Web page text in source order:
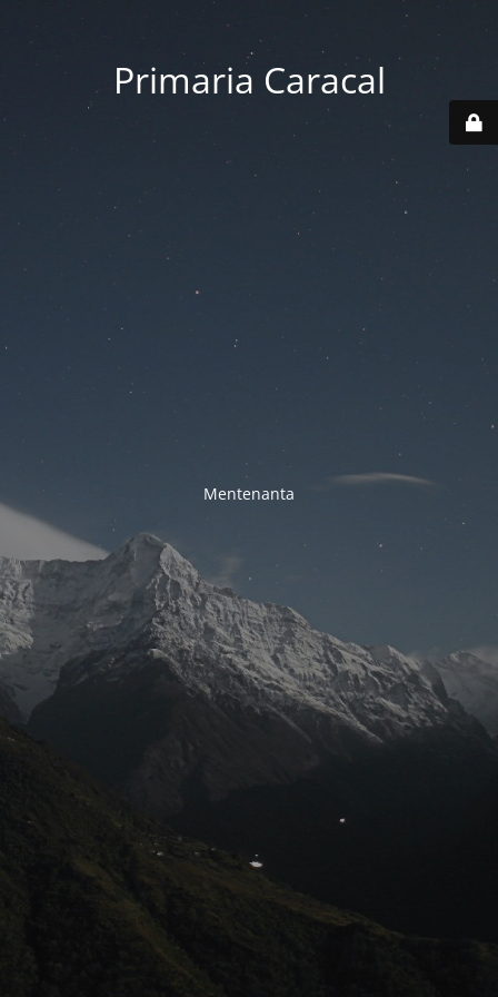
Primaria Caracal
Mentenanta